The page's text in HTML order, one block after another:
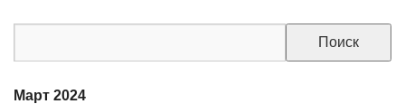
Март 2024